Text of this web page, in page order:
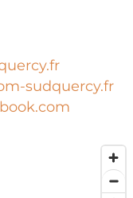
sudquercy.fr